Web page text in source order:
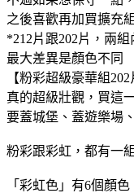
之後喜歡再加買擴充
*212片跟202片，兩
最大差異是顏色不同
【粉彩超級豪華組202
真的超級壯觀，買這
要蓋城堡、蓋遊樂場
粉彩跟彩虹，都有一
「彩虹色」有6個顏色